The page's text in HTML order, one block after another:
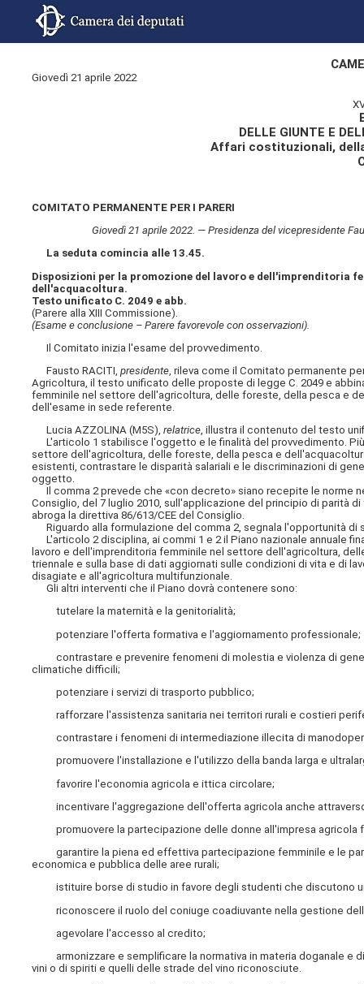
Giovedì 21 aprile 2022
DELLE GIUNTE E
Affari costituzionali,
COMITATO PERMANENTE PER I PARERI
Giovedì 21 aprile 2022. — Presidenza del vicepresidente
La seduta comincia alle 13.45.
Disposizioni per la promozione del lavoro e dell'imprenditoria
dell'acquacoltura.
Testo unificato C. 2049 e abb.
(Parere alla XIII Commissione).
(Esame e conclusione – Parere favorevole con osservazioni).
Il Comitato inizia l'esame del provvedimento.
Fausto RACITI,presidente , rileva come il Comitato permanente
Agricoltura, il testo unificato delle proposte di legge C. 2049 e
femminile nel settore dell'agricoltura, delle foreste, della pesca e
dell'esame in sede referente.
Lucia AZZOLINA (M5S),relatrice, illustra il contenuto del testo
L'articolo 1 stabilisce l'oggetto e le finalità del provvedimento.
settore dell'agricoltura, delle foreste, della pesca e
esistenti, contrastare le disparità salariali e le discriminazioni di
oggetto.
Il comma 2 prevede che «con decreto» siano recepite le norme
Consiglio, del 7 luglio 2010, sull'applicazione del principio di parità
abroga la direttiva 86/613/CEE del Consiglio.
Riguardo alla formulazione del comma 2, segnala l'opportunità
L'articolo 2 disciplina, ai commi 1 e 2 il Piano nazionale annuale
lavoro e dell'imprenditoria femminile nel settore dell'agricoltura,
triennale e sulla base di dati aggiornati sulle condizioni di vita e di
disagiate e all'agricoltura multifunzionale.
Gli altri interventi che il Piano dovrà contenere sono:
tutelare la maternità e la genitorialità;
potenziare l'offerta formativa e l'aggiornamento professionale;
contrastare e prevenire fenomeni di molestia e violenza di
climatiche difficili;
potenziare i servizi di trasporto pubblico;
rafforzare l'assistenza sanitaria nei territori rurali e costieri
contrastare i fenomeni di intermediazione illecita di
promuovere l'installazione e l'utilizzo della banda larga e
favorire l'economia agricola e ittica circolare;
incentivare l'aggregazione dell'offerta agricola anche
promuovere la partecipazione delle donne all'impresa agricola
garantire la piena ed effettiva partecipazione femminile e le
economica e pubblica delle aree rurali;
istituire borse di studio in favore degli studenti che discutono
riconoscere il ruolo del coniuge coadiuvante nella gestione
agevolare l'accesso al credito;
armonizzare e semplificare la normativa in materia doganale e
vini o di spiriti e quelli delle strade del vino riconosciute.